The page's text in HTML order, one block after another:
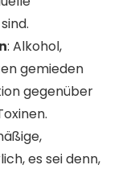
: Alkohol,
gemieden
gegenüber
es sei denn,